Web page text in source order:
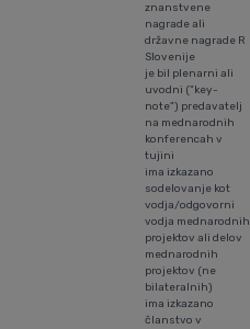
znanstvene
nagrade ali
državne nagrade R
Slovenije
je bil plenarni ali
uvodni ("key-
note") predavatelj
na mednarodnih
konferencah v
tujini
ima izkazano
sodelovanje kot
vodja/odgovorni
vodja mednarodnih
projektov ali delov
mednarodnih
projektov (ne
bilateralnih)
ima izkazano
članstvo v